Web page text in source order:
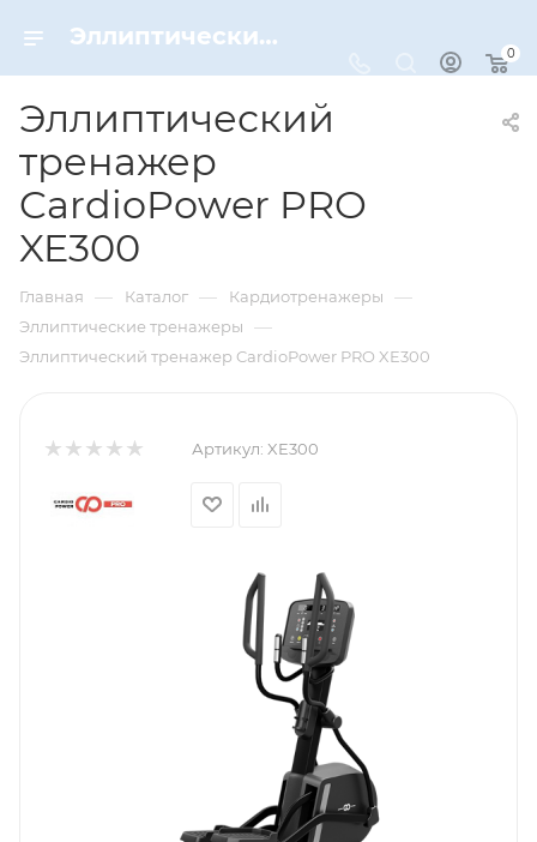
Эллиптический тренажер CardioPower PRO XE300 – купить по цене 209900 руб. в интернет-магазине Dynamic-Sport
0
Эллиптический
тренажер
CardioPower PRO
XE300
Главная — Каталог — Кардиотренажеры —
Эллиптические тренажеры —
Эллиптический тренажер CardioPower PRO XE300
Артикул: XE300